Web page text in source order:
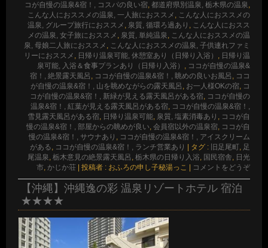
コが自慢の温泉&宿！, コスパの良い宿, 都道府県別温泉, 栃木県の温泉,
こんな人におススメの温泉, 一人旅におススメ , こんな人におススメの
温泉, グループ旅行におススメ , 泉質, 循環ろ過あり , こんな人におスス
メの温泉, 女子旅におススメ , 泉質, 単純温泉, こんな人におススメの温
泉, 母娘二人旅におススメ , こんな人におススメの温泉, 子供連れファミ
リーにおススメ , 日帰り温泉可能, 休憩室あり（日帰り入浴） , 日帰り温
泉可能, 入浴＆食事プランあり（日帰り入浴） , ココが自慢の温泉&
宿！, 絶景露天風呂 , ココが自慢の温泉&宿！, 眺めの良いお風呂 , ココ
が自慢の温泉&宿！, 山を眺めながらの露天風呂 , お一人様OKの宿, コ
コが自慢の温泉&宿！, 新緑が見える露天風呂がある宿, ココが自慢の
温泉&宿！, 紅葉が見える露天風呂がある宿, ココが自慢の温泉&宿！,
雪見露天風呂がある宿, 日帰り温泉可能, 泉質, 塩素消毒あり , ココが自
慢の温泉&宿！, 部屋からの眺めが良い, 会員宿以外の温泉宿, ココが自
慢の温泉&宿！, サウナあり , ココが自慢の温泉&宿！, アイスクリーム
がある, ココが自慢の温泉&宿！, ランチ営業あり タグ : 旧足尾町, 足
尾温泉, 栃木意見の絶景露天風呂 , 栃木県の日帰り入浴, 国民宿舎, 日光
市, かじか荘 投稿者 : おふろの申し子秘湯っこ コメントをどうぞ
【沖縄】沖縄逸の彩 温泉リゾートホテル 宿泊
★★★★